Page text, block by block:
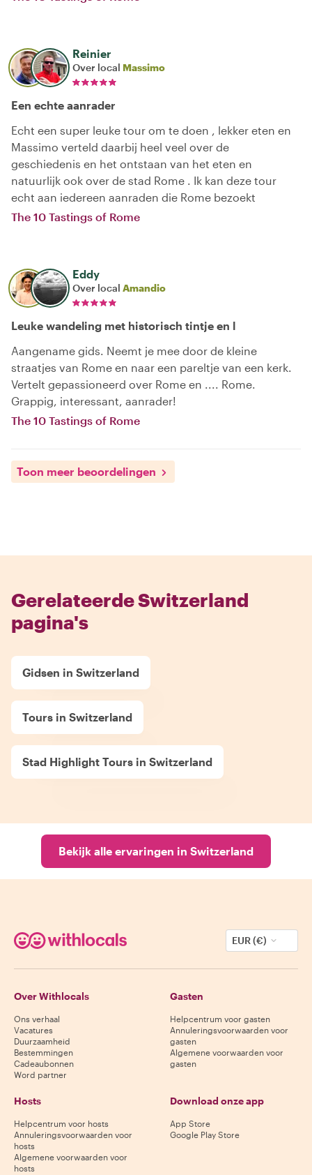
Reinier
Over local Massimo
Een echte aanrader
Echt een super leuke tour om te doen , lekker eten en
Massimo verteld daarbij heel veel over de
geschiedenis en het ontstaan van het eten en
natuurlijk ook over de stad Rome . Ik kan deze tour
echt aan iedereen aanraden die Rome bezoekt
The 10 Tastings of Rome
Eddy
Over local Amandio
Leuke wandeling met historisch tintje en l
Aangename gids. Neemt je mee door de kleine
straatjes van Rome en naar een pareltje van een kerk.
Vertelt gepassioneerd over Rome en .... Rome.
Grappig, interessant, aanrader!
The 10 Tastings of Rome
Toon meer beoordelingen
Gerelateerde Switzerland
pagina's
Gidsen in Switzerland
Tours in Switzerland
Stad Highlight Tours in Switzerland
Bekijk alle ervaringen in Switzerland
EUR (€)
Over Withlocals
Ons verhaal
Vacatures
Duurzaamheid
Bestemmingen
Cadeaubonnen
Word partner
Gasten
Helpcentrum voor gasten
Annuleringsvoorwaarden voor
gasten
Algemene voorwaarden voor
gasten
Hosts
Helpcentrum voor hosts
Annuleringsvoorwaarden voor
hosts
Algemene voorwaarden voor
hosts
Download onze app
App Store
Google Play Store